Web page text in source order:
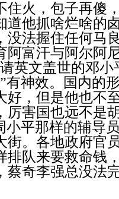
住火，包子再傻
道他抓啥烂啥的
没法握住任何马
阿富汗与阿尔阿
英文盖世的邓
有神效。国内的
好，但是他也不
厉害国也远不是
小平那样的辅导
街。各地政府官
排队来要救命钱
蔡奇李强总没法